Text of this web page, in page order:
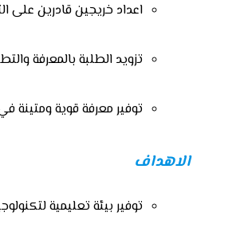
اعداد خريجين قادرين على
تزويد الطلبة بالمعرفة
توفير معرفة قوية ومتينة
الاهداف
توفير بيئة تعليمية